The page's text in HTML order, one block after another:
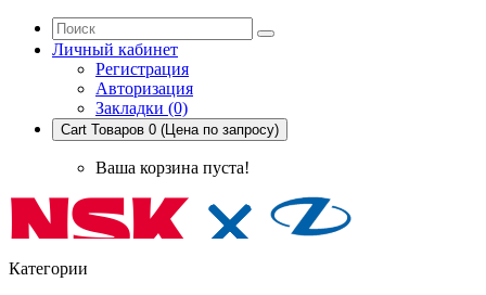
Личный кабинет
Регистрация
Авторизация
Закладки (0)
Cart Товаров 0 (Цена по запросу)
Ваша корзина пуста!
Категории